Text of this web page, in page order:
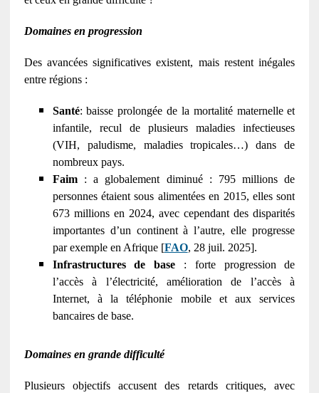
Domaines en progression
Des avancées significatives existent, mais restent inégales
entre régions :
Santé: baisse prolongée de la mortalité maternelle et
infantile, recul de plusieurs maladies infectieuses
(VIH, paludisme, maladies tropicales…) dans de
nombreux pays.
Faim : a globalement diminué : 795 millions de
personnes étaient sous alimentées en 2015, elles sont
673 millions en 2024, avec cependant des disparités
importantes d’un continent à l’autre, elle progresse
par exemple en Afrique [FAO, 28 juil. 2025].
Infrastructures de base : forte progression de
l’accès à l’électricité, amélioration de l’accès à
Internet, à la téléphonie mobile et aux services
bancaires de base.
Domaines en grande difficulté
Plusieurs objectifs accusent des retards critiques, avec